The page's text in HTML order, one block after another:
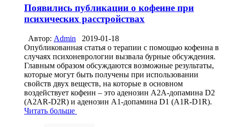
Появились публикации о кофеине при
психических расстройствах
Автор: Admin
2019-01-18
Опубликованная статья о терапии с помощью кофеина в
случаях психоневрологии вызвала бурные обсуждения.
Главным образом обсуждаются возможные результаты,
которые могут быть получены при использовании
свойств двух веществ, на которые в основном
воздействует кофеин – это аденозин A2A-допамина D2
(A2AR-D2R) и аденозин A1-допамина D1 (A1R-D1R).
Читать больше